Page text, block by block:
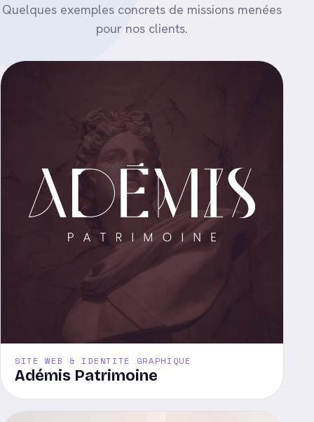
Quelques exemples concrets de missions menées
pour nos clients.
SITE WEB & IDENTITÉ GRAPHIQUE
Adémis Patrimoine